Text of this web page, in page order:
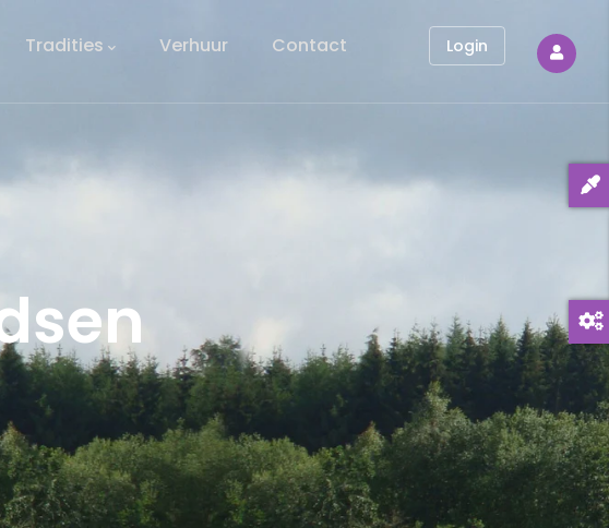
Tradities Verhuur Contact Login